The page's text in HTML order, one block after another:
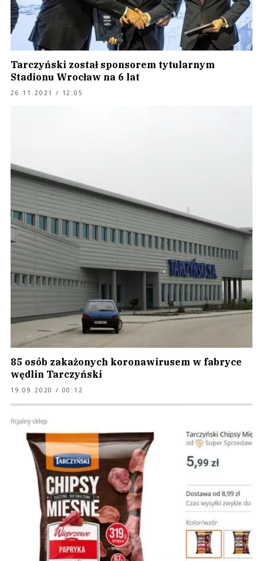
Tarczyński został sponsorem tytularnym
Stadionu Wrocław na 6 lat
26.11.2021 / 12:05
85 osób zakażonych koronawirusem w fabryce
wędlin Tarczyński
19.09.2020 / 00:12